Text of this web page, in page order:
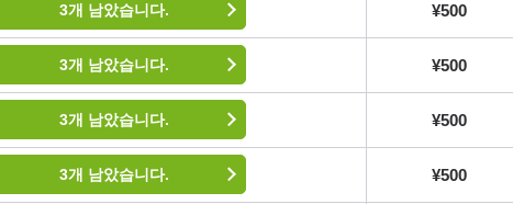
3개 남았습니다. ¥500
3개 남았습니다. ¥500
3개 남았습니다. ¥500
3개 남았습니다. ¥500